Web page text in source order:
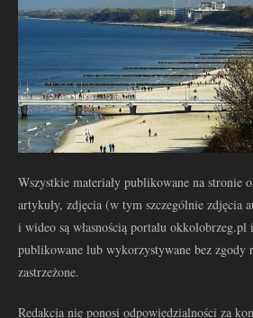
Wszystkie materiały publikowane na stronie
artykuły, zdjęcia (w tym szczególnie zdjęcia
i wideo są własnością portalu okkolobrzeg.pl
publikowane lub wykorzystywane bez zgody
zastrzeżone.
Redakcja nie ponosi odpowiedzialności za